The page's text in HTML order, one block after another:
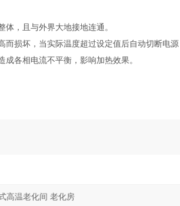
，且与外界大地接地连通。
而损坏，当实际温度超过设定值后自动切断电
各相电流不平衡，影响加热效果。